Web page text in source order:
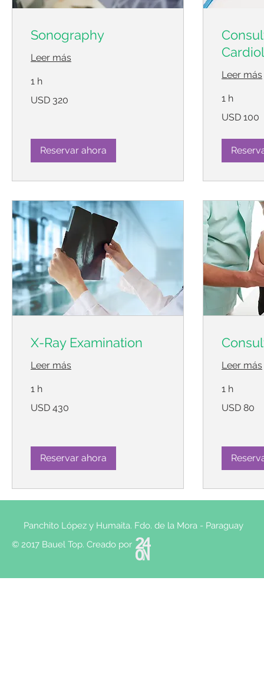
Sonography
Leer más
1 h
dólares
estadounidenses
USD 320
Reservar ahora
Leer más
1 h
dólares
USD 100
X-Ray Examination
Leer más
1 h
dólares
estadounidenses
USD 430
Reservar ahora
Leer más
1 h
dólares
USD 80
Panchito López y Humaita. Fdo. de la Mora - Paraguay
© 2017 Bauel Top. Creado por